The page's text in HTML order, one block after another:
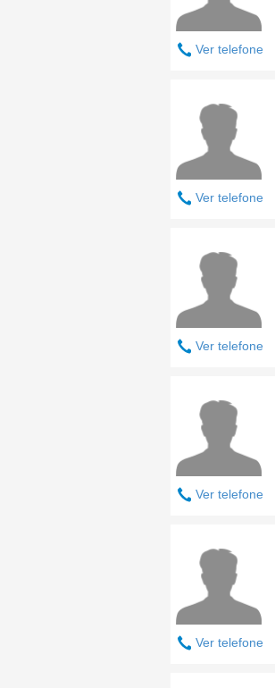
Ver telefone
Ver telefone
Ver telefone
Ver telefone
Ver telefone